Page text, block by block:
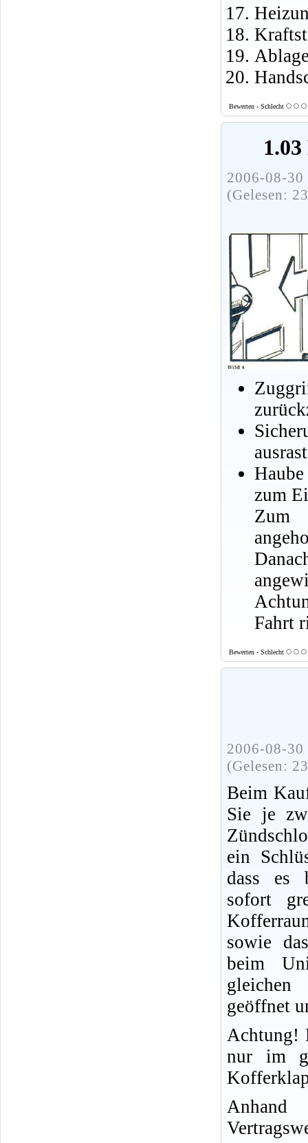
Bewerten - Schlecht
2006-08-
(Gelesen:
zum
Zum
Fahrt
Bewerten - Schlecht
2006-08-
(Gelesen:
Beim
Sie je
ein
dass es
sofort
sowie
beim
geöffnet
Achtung!
nur im
Anhand